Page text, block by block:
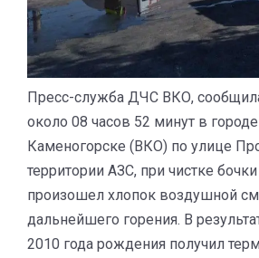
Пресс-служба ДЧС ВКО,
около 08 часов 52 минут в
Каменогорске (ВКО) по улице
территории АЗС, при чистке
произошел хлопок воздушной
дальнейшего горения. В
2010 года рождения получил